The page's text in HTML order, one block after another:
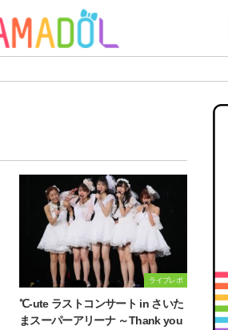
ライブレポ
℃-ute ラストコンサート in さいた
まスーパーアリーナ ～Thank you